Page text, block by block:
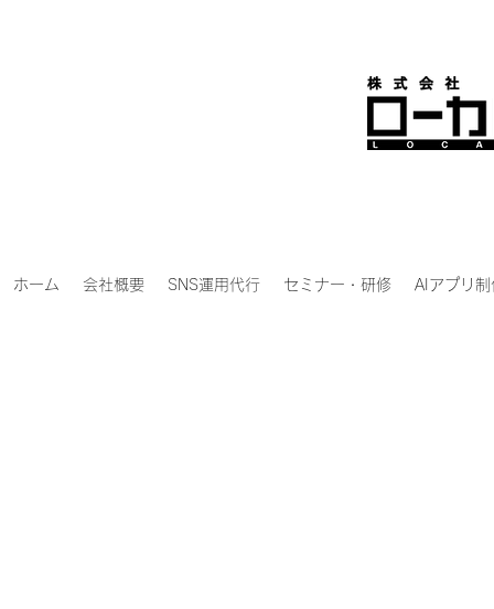
ホーム 会社概要 SNS運用代行 セミナー・研修 AIアプリ制